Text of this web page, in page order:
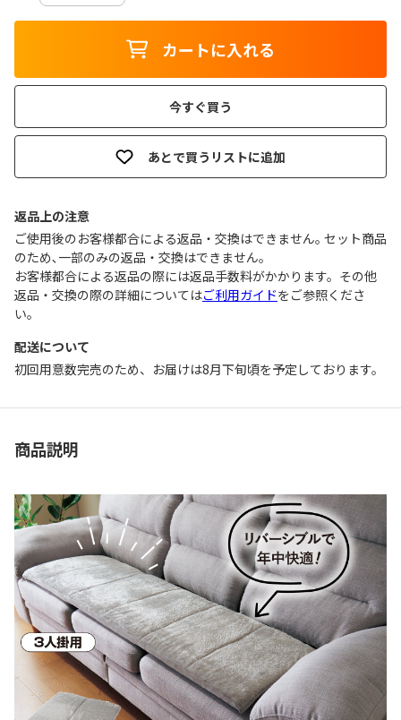
カートに入れる
今すぐ買う
あとで買うリストに追加
返品上の注意
ご使用後のお客様都合による返品・交換はできません｡ セット商品
のため､一部のみの返品・交換はできません｡
お客様都合による返品の際には返品手数料がかかります。その他
返品・交換の際の詳細についてはご利用ガイドをご参照くださ
い。
配送について
初回用意数完売のため、お届けは8月下旬頃を予定しております。
商品説明